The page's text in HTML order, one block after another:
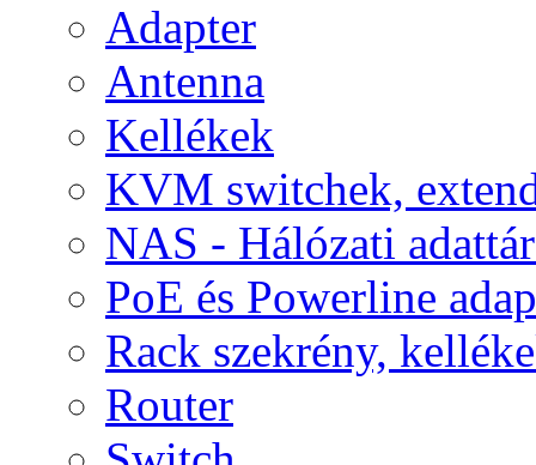
Adapter
Antenna
Kellékek
KVM switchek,
NAS - Hálózati
PoE és Powerline
Rack szekrény,
Router